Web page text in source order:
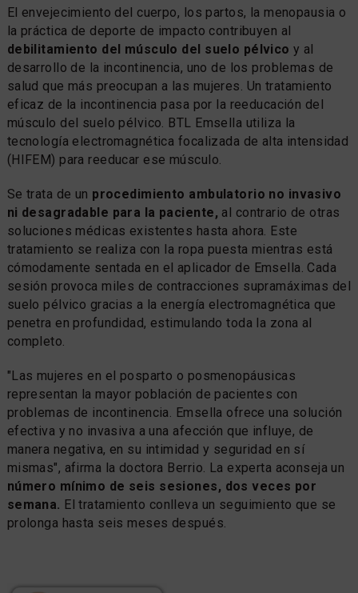
El envejecimiento del cuerpo, los partos, la menopausia o
la práctica de deporte de impacto contribuyen al
debilitamiento del músculo del suelo pélvico y al
desarrollo de la incontinencia, uno de los problemas de
salud que más preocupan a las mujeres. Un tratamiento
eficaz de la incontinencia pasa por la reeducación del
músculo del suelo pélvico. BTL Emsella utiliza la
tecnología electromagnética focalizada de alta intensidad
(HIFEM) para reeducar ese músculo.
Se trata de un procedimiento ambulatorio no invasivo
ni desagradable para la paciente, al contrario de otras
soluciones médicas existentes hasta ahora. Este
tratamiento se realiza con la ropa puesta mientras está
cómodamente sentada en el aplicador de Emsella. Cada
sesión provoca miles de contracciones supramáximas del
suelo pélvico gracias a la energía electromagnética que
penetra en profundidad, estimulando toda la zona al
completo.
"Las mujeres en el posparto o posmenopáusicas
representan la mayor población de pacientes con
problemas de incontinencia. Emsella ofrece una solución
efectiva y no invasiva a una afección que influye, de
manera negativa, en su intimidad y seguridad en sí
mismas", afirma la doctora Berrio. La experta aconseja un
número mínimo de seis sesiones, dos veces por
semana. El tratamiento conlleva un seguimiento que se
prolonga hasta seis meses después.